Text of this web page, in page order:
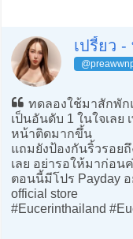
เปรี้ยว
ทดลองใช้มาสักพัก
เป็นอันดับ 1 ในใจเลย
หน้าติดมากขึ้น
แถมยังป้องกันริ้วรอย
เลย อย่ารอให้มาก่อน
ตอนนี้มีโปร Payday อ
official store
#Eucerinthailand